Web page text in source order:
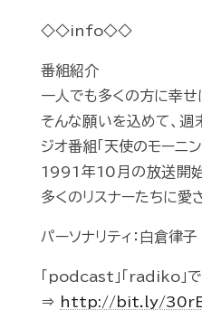
◇◇info◇◇
番組紹介
一人でも多くの方に幸
そんな願いを込めて、週
ジオ番組「天使のモーニン
1991年10月の放送開始
多くのリスナーたちに愛
パーソナリティ：白倉律子
「podcast」「radiko」
⇒
http://bit.ly/